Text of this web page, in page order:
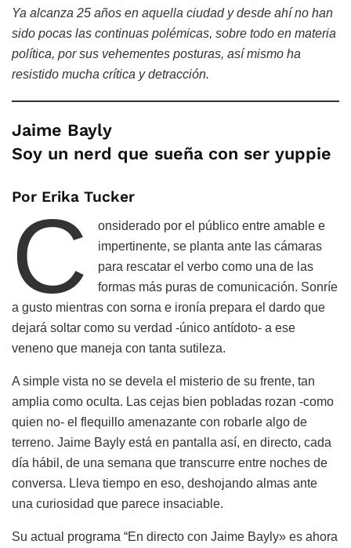
Ya alcanza 25 años en aquella ciudad y desde ahí no han
sido pocas las continuas polémicas, sobre todo en materia
política, por sus vehementes posturas, así mismo ha
resistido mucha crítica y detracción.
Jaime Bayly
Soy un nerd que sueña con ser yuppie
Por Erika Tucker
C
onsiderado por el público entre amable e
impertinente, se planta ante las cámaras
para rescatar el verbo como una de las
formas más puras de comunicación. Sonríe
a gusto mientras con sorna e ironía prepara el dardo que
dejará soltar como su verdad -único antídoto- a ese
veneno que maneja con tanta sutileza.
A simple vista no se devela el misterio de su frente, tan
amplia como oculta. Las cejas bien pobladas rozan -como
quien no- el flequillo amenazante con robarle algo de
terreno. Jaime Bayly está en pantalla así, en directo, cada
día hábil, de una semana que transcurre entre noches de
conversa. Lleva tiempo en eso, deshojando almas ante
una curiosidad que parece insaciable.
Su actual programa “En directo con Jaime Bayly» es ahora